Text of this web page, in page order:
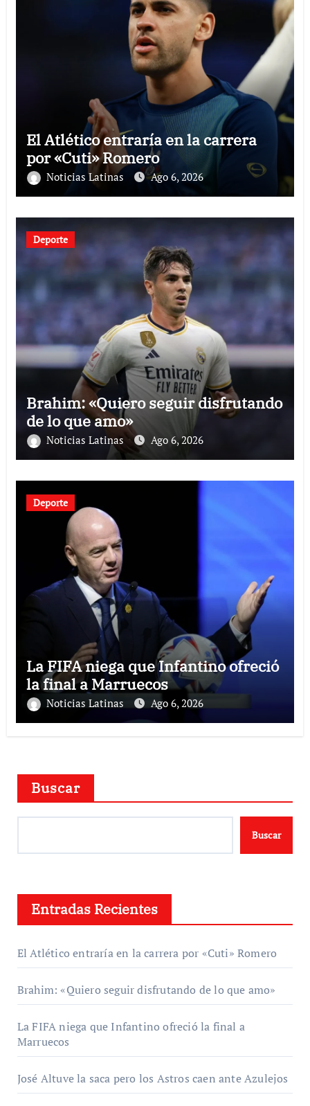
El Atlético entraría en la carrera
por «Cuti» Romero
Noticias Latinas Ago 6, 2026
Deporte
Brahim: «Quiero seguir disfrutando
de lo que amo»
Noticias Latinas Ago 6, 2026
Deporte
La FIFA niega que Infantino ofreció
la final a Marruecos
Noticias Latinas Ago 6, 2026
Buscar
Buscar
Entradas Recientes
El Atlético entraría en la carrera por «Cuti» Romero
Brahim: «Quiero seguir disfrutando de lo que amo»
La FIFA niega que Infantino ofreció la final a
Marruecos
José Altuve la saca pero los Astros caen ante Azulejos